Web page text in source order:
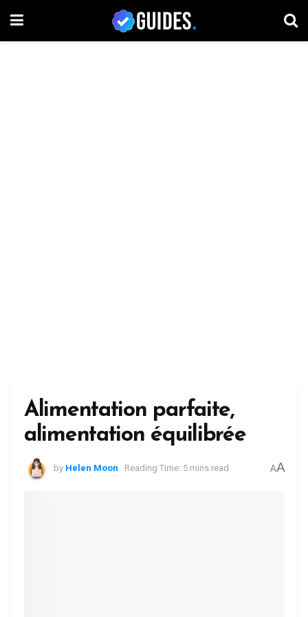
Alimentation parfaite,
alimentation équilibrée
by Helen Moon Reading Time: 5 mins read AA